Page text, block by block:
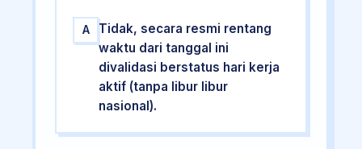
A
Tidak, secara resmi rentang
waktu dari tanggal ini
divalidasi berstatus hari kerja
aktif (tanpa libur libur
nasional).